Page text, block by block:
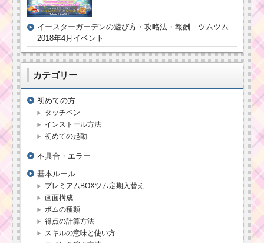
イースターガーデンの遊び方・攻略法・報酬｜ツムツム
2018年4月イベント
カテゴリー
初めての方
タッチペン
インストール方法
初めての起動
不具合・エラー
基本ルール
プレミアムBOXツム定期入替え
画面構成
ボムの種類
得点の計算方法
スキルの意味と使い方